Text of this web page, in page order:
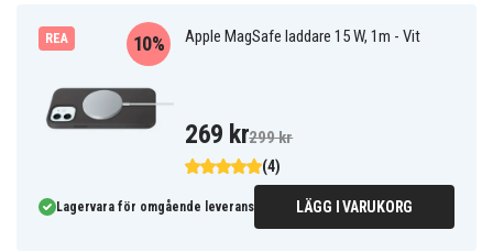
REA Apple MagSafe laddare 15 W, 1m - Vit
(4)
10%
269 kr299 kr
Lagervara för omgående leverans LÄGG I VARUKORG